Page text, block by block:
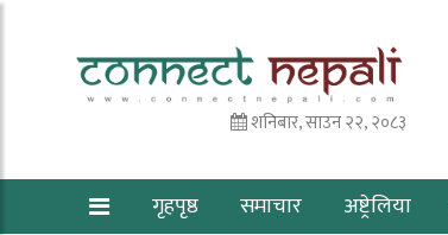
शनिबार, साउन २२, २०८३
गृहपृष्ठ समाचार अष्ट्रेलिया